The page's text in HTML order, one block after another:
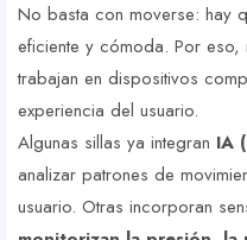
No basta con moverse: hay
eficiente y cómoda. Por eso,
trabajan en dispositivos
experiencia del usuario.
Algunas sillas ya integran IA
analizar patrones de
usuario. Otras incorporan